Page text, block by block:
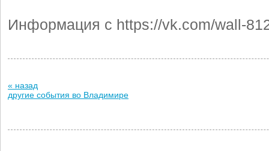
Информация с https://vk.com/wall-
« назад
другие события во Владимире